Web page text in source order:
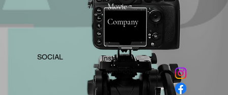
Movie
Company
​SOCIAL
Instagram
​Facebook